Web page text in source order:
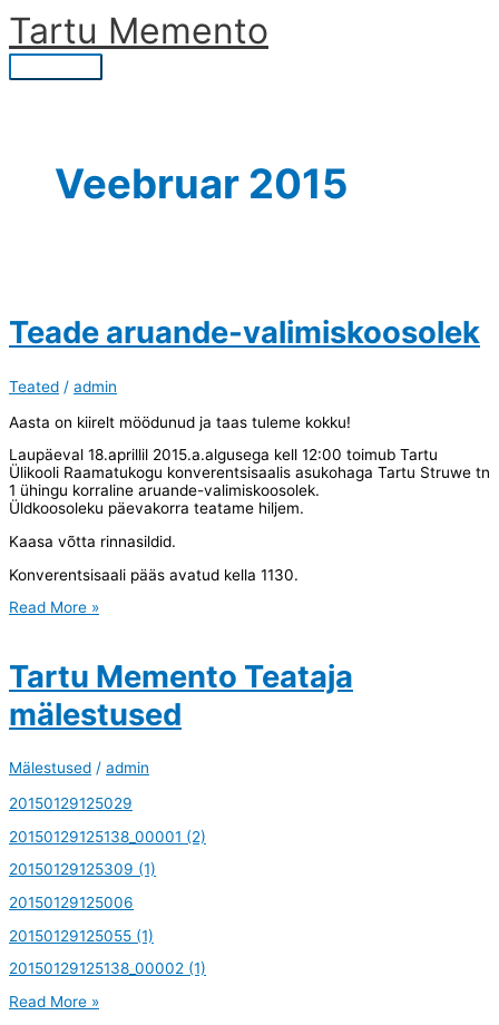
Skip
content
Tartu Memento
Main
Veebruar 2015
Teade aruande-valimiskoosolek
Teated / admin
Aasta on kiirelt möödunud ja taas tuleme kokku!
Laupäeval 18.aprillil 2015.a.algusega kell 12:00 toimub Tartu
Ülikooli Raamatukogu konverentsisaalis asukohaga Tartu Struwe tn
1 ühingu korraline aruande-valimiskoosolek.
Üldkoosoleku päevakorra teatame hiljem.
Kaasa võtta rinnasildid.
Konverentsisaali pääs avatud kella 1130.
Teade
Read More »
Tartu Memento Teataja
mälestused
Mälestused / admin
20150129125029
20150129125138_00001 (2)
20150129125309 (1)
20150129125006
20150129125055 (1)
20150129125138_00002 (1)
Tartu
Read More »